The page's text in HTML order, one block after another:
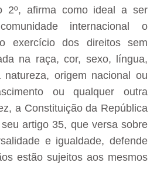
2º, afirma como ideal a ser
internacional o
exercício dos direitos sem
na raça, cor, sexo, língua,
origem nacional ou
ou qualquer outra
a Constituição da República
artigo 35, que versa sobre
e igualdade, defende
estão sujeitos aos mesmos